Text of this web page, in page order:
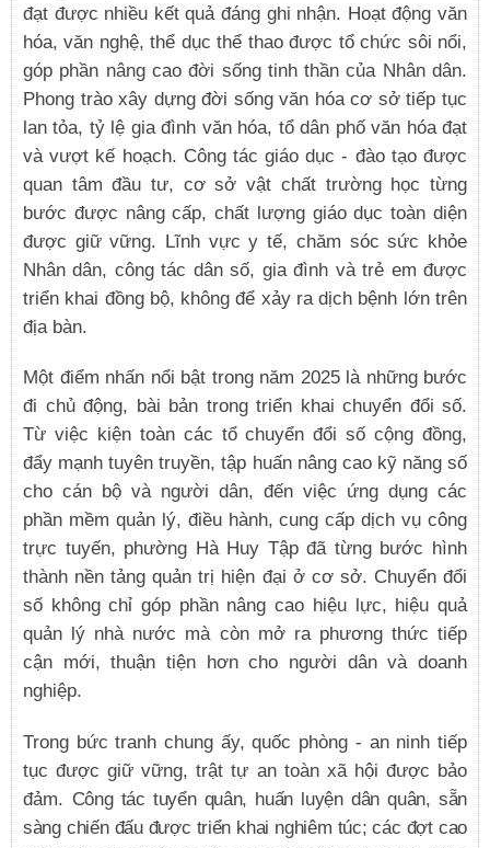
đạt được nhiều kết quả đáng ghi nhận. Hoạt động văn
hóa, văn nghệ, thể dục thể thao được tổ chức sôi nổi,
góp phần nâng cao đời sống tinh thần của Nhân dân.
Phong trào xây dựng đời sống văn hóa cơ sở tiếp tục
lan tỏa, tỷ lệ gia đình văn hóa, tổ dân phố văn hóa đạt
và vượt kế hoạch. Công tác giáo dục - đào tạo được
quan tâm đầu tư, cơ sở vật chất trường học từng
bước được nâng cấp, chất lượng giáo dục toàn diện
được giữ vững. Lĩnh vực y tế, chăm sóc sức khỏe
Nhân dân, công tác dân số, gia đình và trẻ em được
triển khai đồng bộ, không để xảy ra dịch bệnh lớn trên
địa bàn.
Một điểm nhấn nổi bật trong năm 2025 là những bước
đi chủ động, bài bản trong triển khai chuyển đổi số.
Từ việc kiện toàn các tổ chuyển đổi số cộng đồng,
đẩy mạnh tuyên truyền, tập huấn nâng cao kỹ năng số
cho cán bộ và người dân, đến việc ứng dụng các
phần mềm quản lý, điều hành, cung cấp dịch vụ công
trực tuyến, phường Hà Huy Tập đã từng bước hình
thành nền tảng quản trị hiện đại ở cơ sở. Chuyển đổi
số không chỉ góp phần nâng cao hiệu lực, hiệu quả
quản lý nhà nước mà còn mở ra phương thức tiếp
cận mới, thuận tiện hơn cho người dân và doanh
nghiệp.
Trong bức tranh chung ấy, quốc phòng - an ninh tiếp
tục được giữ vững, trật tự an toàn xã hội được bảo
đảm. Công tác tuyển quân, huấn luyện dân quân, sẵn
sàng chiến đấu được triển khai nghiêm túc; các đợt cao